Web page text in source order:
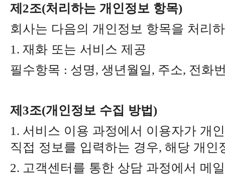
제2조(처리하는 개인정보 항목)
회사는 다음의 개인정보 항목을 처리
1. 재화 또는 서비스 제공
필수항목 : 성명, 생년월일, 주소, 전화
제3조(개인정보 수집 방법)
1. 서비스 이용 과정에서 이용자가 개
직접 정보를 입력하는 경우, 해당 개인
2. 고객센터를 통한 상담 과정에서 메일